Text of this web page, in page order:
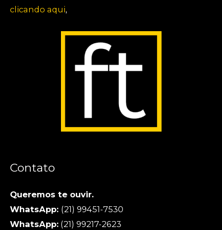
clicando aqui,
Contato
Queremos te ouvir.
WhatsApp: (21) 99451-7530
WhatsApp: (21) 99217-2623